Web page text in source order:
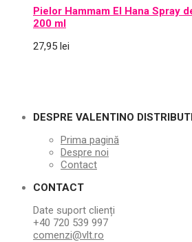
Pielor Hammam El Hana Spray
200 ml
27,95 lei
DESPRE VALENTINO
Prima pagină
Despre noi
Contact
CONTACT
Date suport clienți
+40 720 539 997
comenzi@vlt.ro